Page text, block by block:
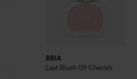
BBIA
Last Blush 09 Cherish